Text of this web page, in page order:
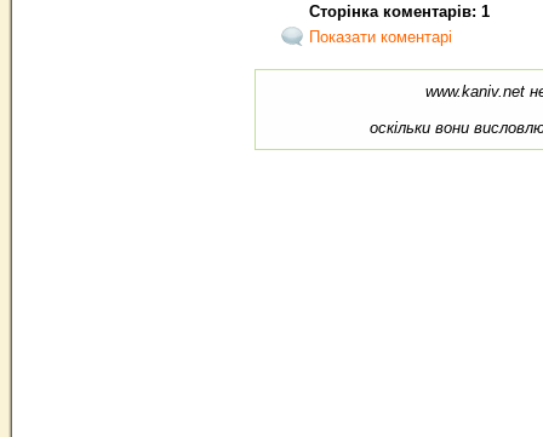
Сторінка коментарів: 1
Показати коментарі
www.kaniv.net
оскільки вони